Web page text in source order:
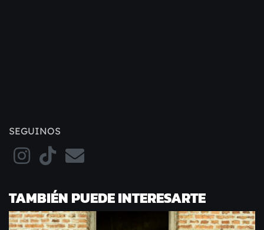
SEGUINOS
TAMBIÉN PUEDE INTERESARTE